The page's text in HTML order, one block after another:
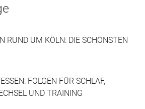
RUND UM KÖLN: DIE SCHÖNSTEN
FOLGEN FÜR SCHLAF,
UND TRAINING